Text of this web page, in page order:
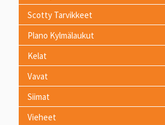
Scotty Tarvikkeet
Plano Kylmälaukut
Kelat
Vavat
Siimat
Vieheet